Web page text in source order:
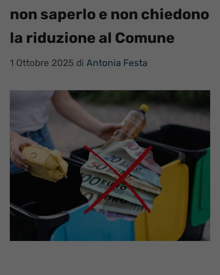
non saperlo e non chiedono
la riduzione al Comune
1 Ottobre 2025 di Antonia Festa